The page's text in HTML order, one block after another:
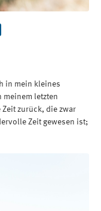
in mein kleines
meinem letzten
zurück, die zwar
Zeit gewesen ist;